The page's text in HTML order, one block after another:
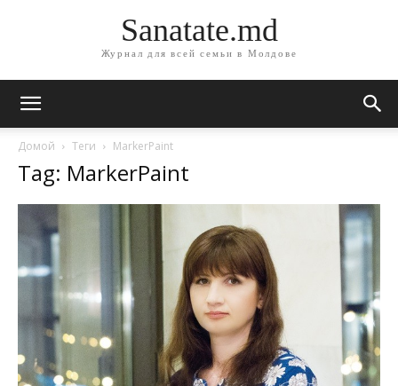
Sanatate.md
Журнал для всей семьи в Молдове
Домой Теги MarkerPaint
Tag: MarkerPaint